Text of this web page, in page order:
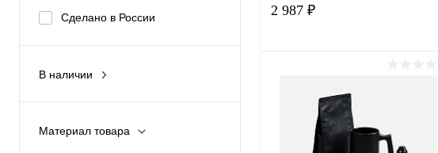
Сделано в России
В наличии
Материал товара
2 987 ₽
Купить в 1 клик
В избранное В наличии